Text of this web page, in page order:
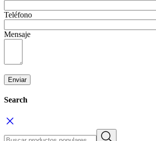
Teléfono
Mensaje
Search